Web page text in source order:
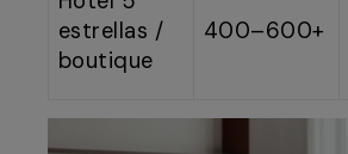
estrellas /
boutique
400–600+